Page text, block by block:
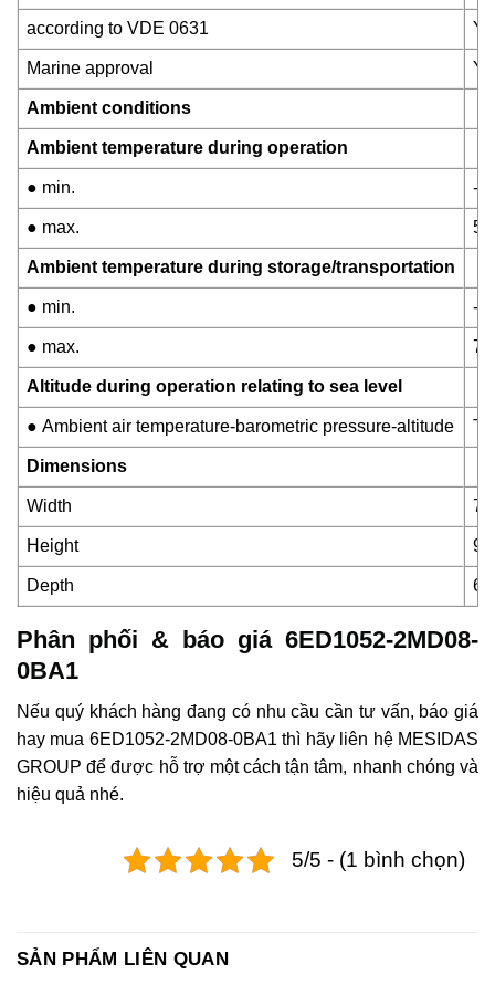
according to VDE 0631
Marine approval
Ambient conditions
Ambient temperature during operation
● min. -
● max. 55
Ambient temperature during storage/transportation
● min. -
● max. 70
Altitude during operation relating to sea level
● Ambient air temperature-barometric pressure-altitude
Dimensions
Width
Height
Depth
Phân phối & báo giá 6ED1052-2MD08-
0BA1
Nếu quý khách hàng đang có nhu cầu cần tư vấn, báo giá
hay mua 6ED1052-2MD08-0BA1 thì hãy liên hệ MESIDAS
GROUP để được hỗ trợ một cách tận tâm, nhanh chóng và
hiệu quả nhé.
5/5 - (1 bình chọn)
SẢN PHẨM LIÊN QUAN